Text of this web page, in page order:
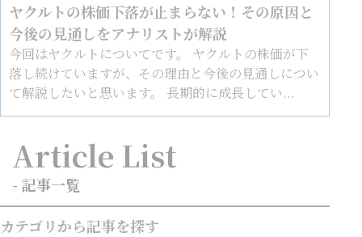
ヤクルトの株価下落が止まらない！その原因と
今後の見通しをアナリストが解説
今回はヤクルトについてです。 ヤクルトの株価が下
落し続けていますが、その理由と今後の見通しについ
て解説したいと思います。 長期的に成長してい...
Article List
- 記事一覧
カテゴリから記事を探す